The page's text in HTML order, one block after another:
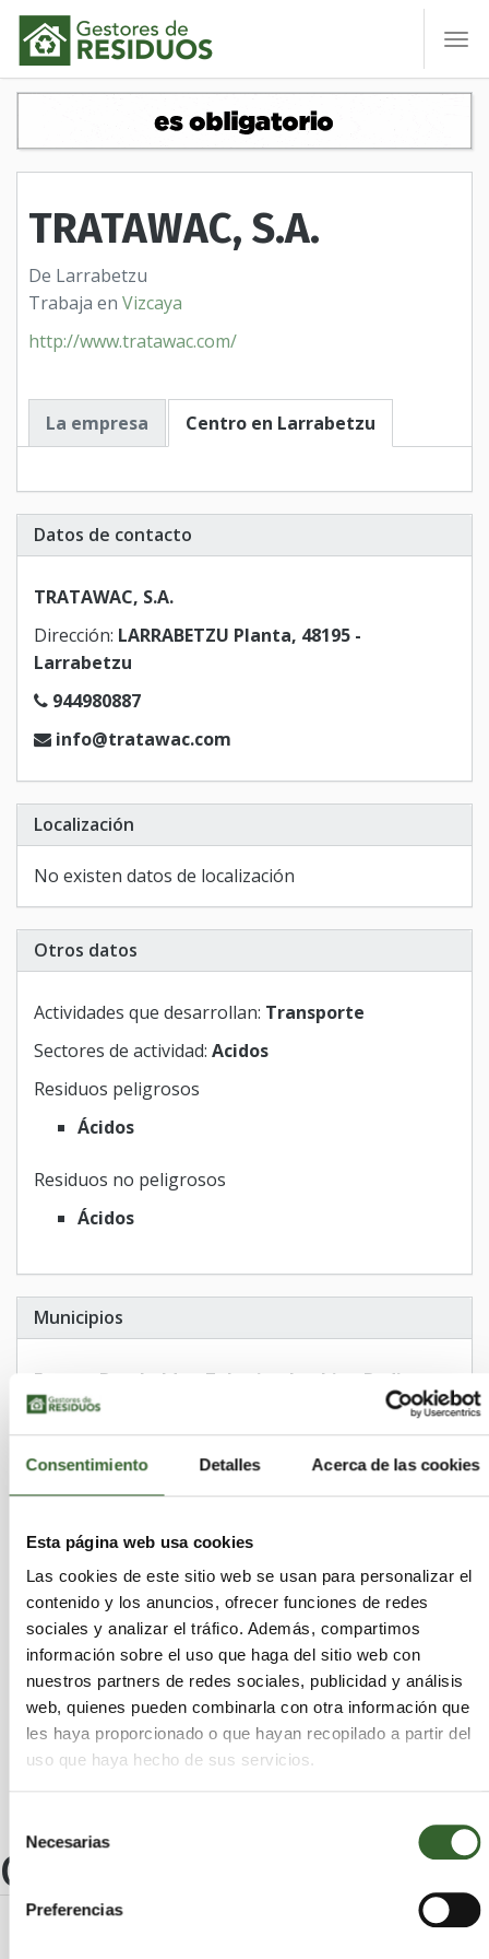
Consentimiento Detalles Acerca de las cookies
Esta página web usa cookies
Las cookies de este sitio web se usan para personalizar el
contenido y los anuncios, ofrecer funciones de redes
sociales y analizar el tráfico. Además, compartimos
información sobre el uso que haga del sitio web con
nuestros partners de redes sociales, publicidad y análisis
web, quienes pueden combinarla con otra información que
les haya proporcionado o que hayan recopilado a partir del
uso que haya hecho de sus servicios.
consentimiento
Necesarias
Preferencias
TRATAWAC, S.A.
De Larrabetzu
Trabaja en Vizcaya
http://www.tratawac.com/
La empresa Centro en Larrabetzu
Datos de contacto
TRATAWAC, S.A.
Dirección: LARRABETZU Planta, 48195 -
Larrabetzu
944980887
info@tratawac.com
Localización
No existen datos de localización
Otros datos
Actividades que desarrollan: Transporte
Sectores de actividad: Acidos
Residuos peligrosos
Ácidos
Residuos no peligrosos
Ácidos
Municipios
Forua Barakaldo Zeberio Laukiz
Bedia
Berriatua
Lemoiz
Gautegiz Arteaga
Getxo Ea
Etxebarria
Galdames
Abanto y Ciérvana-Abanto Zierbena
Ortuella
Balmaseda
Artzentales
Maruri-Jatabe
Ispaster Abadiño
Etxebarri
Muskiz
Trucios-Turtzioz
Ibarrangelu
Portugalete
Meñaka Arrieta
Güeñes
Santurtzi
Basauri Elantxobe
Mañaria
Errigoiti
Ajangiz Berango
Derio
Markina-Xemein
Iurreta Gorliz
Berriz
Ugao-Miraballes
Morga Arratzu
Otros centros